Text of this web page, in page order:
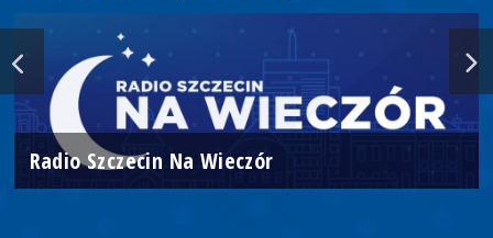
Radio Szczecin Na Wieczór